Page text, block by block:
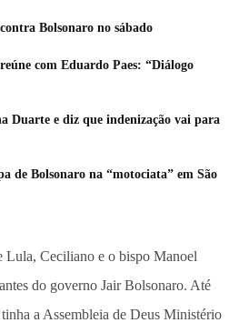
Bolsonaro no sábado
com Eduardo Paes: “Diálogo
Duarte e diz que indenização vai para
de Bolsonaro na “motociata” em São
Lula, Ceciliano e o bispo Manoel
do governo Jair Bolsonaro. Até
a Assembleia de Deus Ministério